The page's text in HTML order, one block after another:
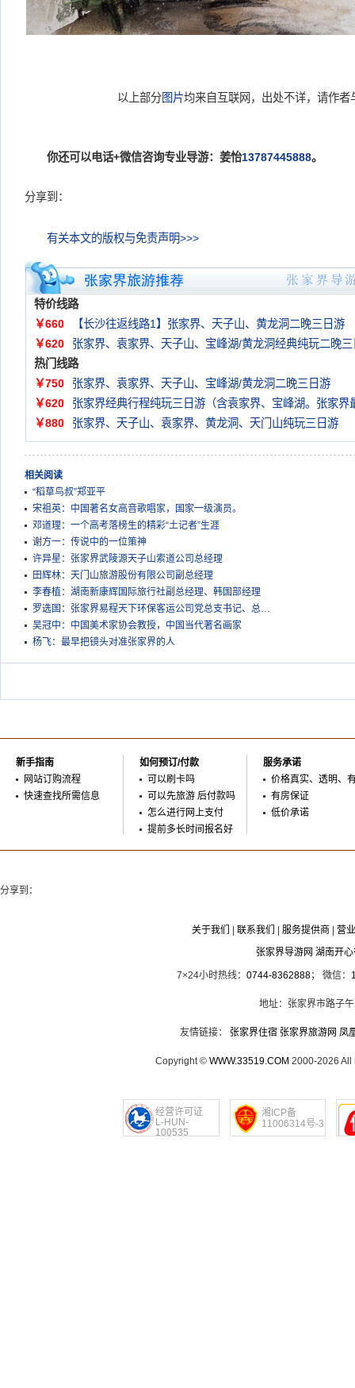
以上部分图片均来自互联网，出处不详，请作者
你还可以电话+微信咨询专业导游：姜怡13787445888。
分享到：
有关本文的版权与免责声明>>>
特价线路
￥660
【长沙往返线路1】张家界、天子山、黄龙洞二晚三日游
￥620
张家界、袁家界、天子山、宝峰湖/黄龙洞经典纯玩二晚三
热门线路
￥750
张家界、袁家界、天子山、宝峰湖/黄龙洞二晚三日游
￥620
张家界经典行程纯玩三日游（含袁家界、宝峰湖。张家界
￥880
张家界、天子山、袁家界、黄龙洞、天门山纯玩三日游
相关阅读
“稻草鸟叔”郑亚平
宋祖英：中国著名女高音歌唱家，国家一级演员。
邓道理：一个高考落榜生的精彩“土记者”生涯
谢方一：传说中的一位策神
许异星：张家界武陵源天子山索道公司总经理
田辉林：天门山旅游股份有限公司副总经理
李春植：湖南新康辉国际旅行社副总经理、韩国部经理
罗选国：张家界易程天下环保客运公司党总支书记、总…
吴冠中：中国美术家协会教授，中国当代著名画家
杨飞：最早把镜头对准张家界的人
新手指南
网站订购流程
快速查找所需信息
如何预订/付款
可以刷卡吗
可以先旅游 后付款吗
怎么进行网上支付
提前多长时间报名好
服务承诺
价格真实、透明、
有房保证
低价承诺
分享到：
关于我们 联系我们 服务提供商
营
张家界导游网 湖南开
7×24小时热线： 0744-8362888； 微信：
地址：张家界市路子
友情链接： 张家界住宿 张家界旅游网 凤
Copyright © WWW.33519.COM 2000-2026 All
经营许可证
L-HUN-
100535
湘ICP备
11006314号-3